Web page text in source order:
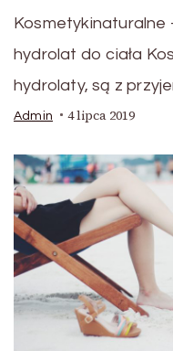
Kosmetykinaturalne
hydrolat do ciała
hydrolaty, są z
Admin 4 lipca 2019